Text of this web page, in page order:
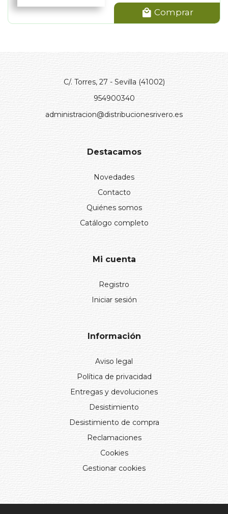
Comprar
C/. Torres, 27 - Sevilla (41002)
954900340
administracion@distribucionesrivero.es
Destacamos
Novedades
Contacto
Quiénes somos
Catálogo completo
Mi cuenta
Registro
Iniciar sesión
Información
Aviso legal
Política de privacidad
Entregas y devoluciones
Desistimiento
Desistimiento de compra
Reclamaciones
Cookies
Gestionar cookies